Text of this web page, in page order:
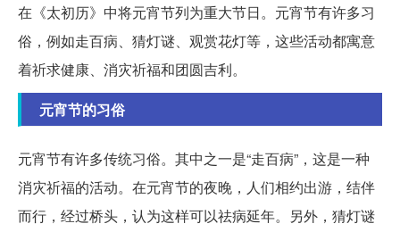
在《太初历》中将元宵节列为重大节日。元宵节有许多习
俗，例如走百病、猜灯谜、观赏花灯等，这些活动都寓意
着祈求健康、消灾祈福和团圆吉利。
元宵节的习俗
元宵节有许多传统习俗。其中之一是“走百病”，这是一种
消灾祈福的活动。在元宵节的夜晚，人们相约出游，结伴
而行，经过桥头，认为这样可以祛病延年。另外，猜灯谜